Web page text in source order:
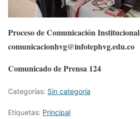
Proceso de Comunicación Institucional
comunicacionhvg@infotephvg.edu.co
Comunicado de Prensa 124
Categorías: Sin categoría
Etiquetas: Principal